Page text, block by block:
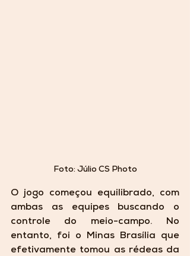
Foto: Júlio CS Photo
O jogo começou equilibrado, com
ambas as equipes buscando o
controle do meio-campo. No
entanto, foi o Minas Brasília que
efetivamente tomou as rédeas da